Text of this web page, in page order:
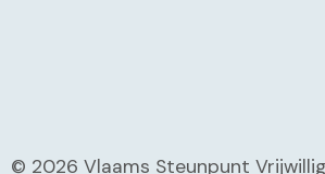
© 2026 Vlaams Steunpunt